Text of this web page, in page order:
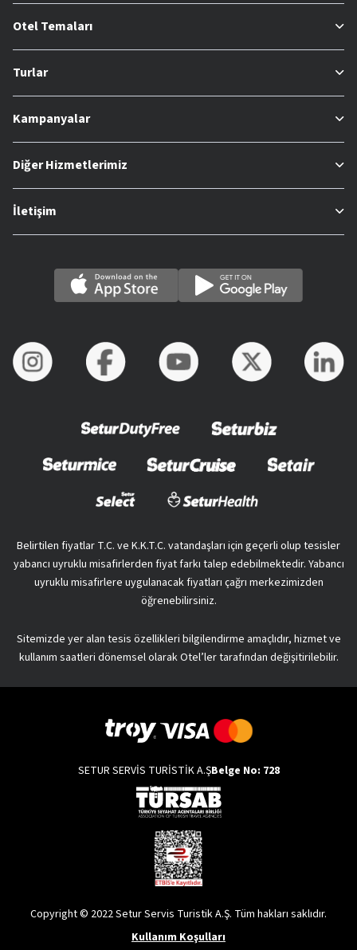
Otel Temaları
Turlar
Kampanyalar
Diğer Hizmetlerimiz
İletişim
Belirtilen fiyatlar T.C. ve K.K.T.C. vatandaşları için geçerli olup tesisler
yabancı uyruklu misafirlerden fiyat farkı talep edebilmektedir. Yabancı
uyruklu misafirlere uygulanacak fiyatları çağrı merkezimizden
öğrenebilirsiniz.
Sitemizde yer alan tesis özellikleri bilgilendirme amaçlıdır, hizmet ve
kullanım saatleri dönemsel olarak Otel’ler tarafından değişitirilebilir.
SETUR SERVİS TURİSTİK A.ŞBelge No: 728
Copyright © 2022 Setur Servis Turistik A.Ş. Tüm hakları saklıdır.
Kullanım Koşulları